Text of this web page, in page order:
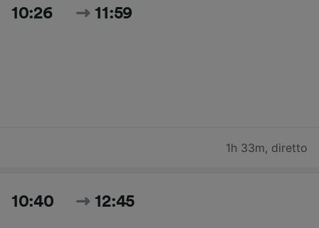
10:26 11:59
1h 33m, diretto
10:40 12:45